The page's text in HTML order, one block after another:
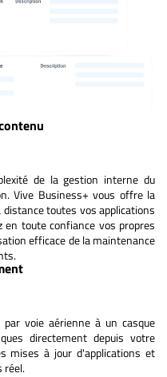
de la gestion interne du
Vive Business+ vous offre la
toutes vos applications
en toute confiance vos propres
efficace de la maintenance
voie aérienne à un casque
directement depuis votre
mises à jour d'applications et
réel.